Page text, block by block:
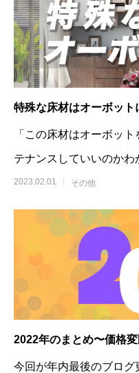
特殊な床材はオーボット
「この床材はオーボッ
テナンスしていいのか
についてよく問い合わせ
2023.02.01 その他
2022年のまとめ〜価格
今回が年内最後のブロ